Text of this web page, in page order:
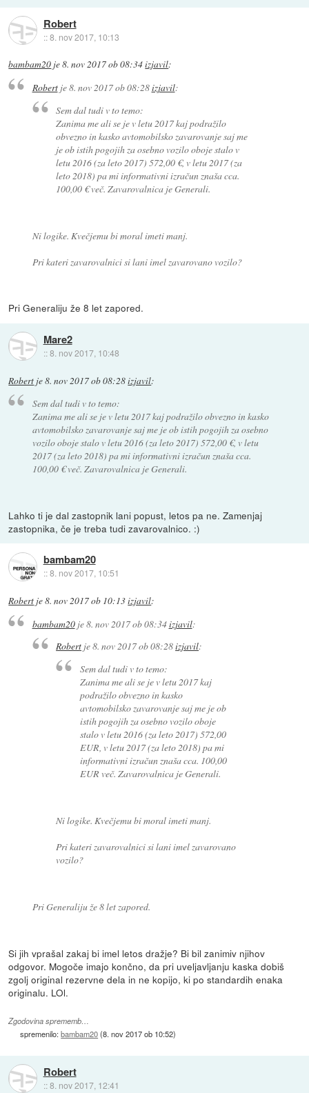
Robert
::8. nov 2017, 10:13
bambam20 je8. nov 2017 ob 08:34izjavil:
Robertje8. nov 2017 ob 08:28izjavil:
Sem dal tudi v to temo:
Zanima me ali se je v letu 2017 kaj podražilo
obvezno in kasko avtomobilsko zavarovanje saj me
je ob istih pogojih za osebno vozilo oboje stalo v
letu 2016 (za leto 2017) 572,00 €, v letu 2017 (za
leto 2018) pa mi informativni izračun znaša cca.
100,00 € več. Zavarovalnica je Generali.
Ni logike. Kvečjemu bi moral imeti manj.
Pri kateri zavarovalnici si lani imel zavarovano vozilo?
Pri Generaliju že 8 let zapored.
Mare2
::8. nov 2017, 10:48
Robert je8. nov 2017 ob 08:28izjavil:
Sem dal tudi v to temo:
Zanima me ali se je v letu 2017 kaj podražilo obvezno in kasko
avtomobilsko zavarovanje saj me je ob istih pogojih za osebno
vozilo oboje stalo v letu 2016 (za leto 2017) 572,00 €, v letu
2017 (za leto 2018) pa mi informativni izračun znaša cca.
100,00 € več. Zavarovalnica je Generali.
Lahko ti je dal zastopnik lani popust, letos pa ne. Zamenjaj
zastopnika, če je treba tudi zavarovalnico. :)
bambam20
::8. nov 2017, 10:51
Robert je8. nov 2017 ob 10:13izjavil:
bambam20je8. nov 2017 ob 08:34izjavil:
Robert je8. nov 2017 ob 08:28izjavil:
Sem dal tudi v to temo:
Zanima me ali se je v letu 2017 kaj
podražilo obvezno in kasko
avtomobilsko zavarovanje saj me je ob
istih pogojih za osebno vozilo oboje
stalo v letu 2016 (za leto 2017) 572,00
EUR, v letu 2017 (za leto 2018) pa mi
informativni izračun znaša cca. 100,00
EUR več. Zavarovalnica je Generali.
Ni logike. Kvečjemu bi moral imeti manj.
Pri kateri zavarovalnici si lani imel zavarovano
vozilo?
Pri Generaliju že 8 let zapored.
Si jih vprašal zakaj bi imel letos dražje? Bi bil zanimiv njihov
odgovor. Mogoče imajo končno, da pri uveljavljanju kaska dobiš
zgolj original rezervne dela in ne kopijo, ki po standardih enaka
originalu. LOl.
Zgodovina sprememb…
spremenilo:bambam20(8. nov 2017 ob 10:52)
Robert
::8. nov 2017, 12:41